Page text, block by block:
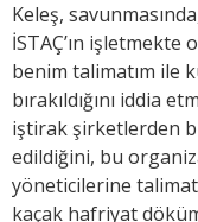
Keleş,
İSTAÇ’ın
benim talimatım ile
bırakıldığını iddia
iştirak şirketlerden
edildiğini, bu
yöneticilerine
kaçak hafriyat